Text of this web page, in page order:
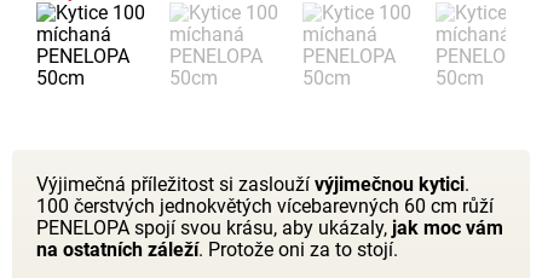
Výjimečná příležitost si zaslouží výjimečnou kytici.
100 čerstvých jednokvětých vícebarevných 60 cm růží
PENELOPA spojí svou krásu, aby ukázaly, jak moc vám
na ostatních záleží. Protože oni za to stojí.